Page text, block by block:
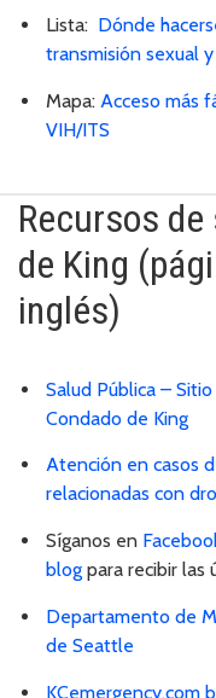
Lista: Dónde
transmisión sexual
Mapa: Acceso más
VIH/ITS
Recursos
de King
inglés)
Salud Pública –
Condado de King
Atención en casos
relacionadas con
Síganos en
blog para recibir las
Departamento de
de Seattle
KCemergency.com